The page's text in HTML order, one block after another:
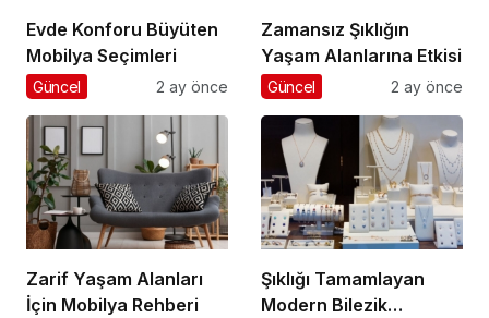
Evde Konforu Büyüten
Mobilya Seçimleri
Güncel 2 ay önce
Zamansız Şıklığın
Yaşam Alanlarına Etkisi
Güncel 2 ay önce
Zarif Yaşam Alanları
İçin Mobilya Rehberi
Şıklığı Tamamlayan
Modern Bilezik